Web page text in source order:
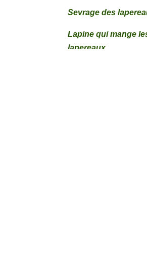
Sevrage des
Lapine qui mange
lapereaux